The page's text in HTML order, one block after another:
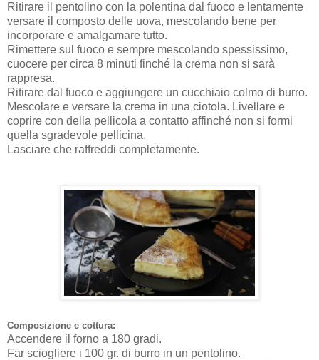
Ritirare il pentolino con la polentina dal fuoco e lentamente
versare il composto delle uova, mescolando bene per
incorporare e amalgamare tutto.
Rimettere sul fuoco e sempre mescolando spessissimo,
cuocere per circa 8 minuti finché la crema non si sarà
rappresa.
Ritirare dal fuoco e aggiungere un cucchiaio colmo di burro.
Mescolare e versare la crema in una ciotola. Livellare e
coprire con della pellicola a contatto affinché non si formi
quella sgradevole pellicina.
Lasciare che raffreddi completamente.
Composizione e cottura:
Accendere il forno a 180 gradi.
Far sciogliere i 100 gr. di burro in un pentolino.